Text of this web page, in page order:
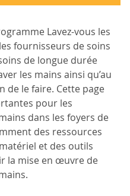
Lavez-vous les
fournisseurs de soins
de longue durée
les mains ainsi qu’au
de le faire. Cette page
pour les
dans les foyers de
des ressources
et des outils
la mise en œuvre de